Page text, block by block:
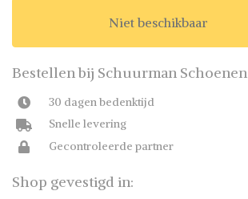
Niet beschikbaar
Bestellen bij Schuurman Schoenen
30 dagen bedenktijd
Snelle levering
Gecontroleerde partner
Shop gevestigd in: